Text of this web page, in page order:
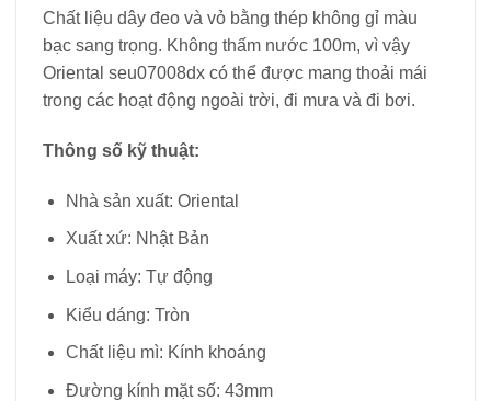
Chất liệu dây đeo và vỏ bằng thép không gỉ màu
bạc sang trọng. Không thấm nước 100m, vì vậy
Oriental seu07008dx có thể được mang thoải mái
trong các hoạt động ngoài trời, đi mưa và đi bơi.
Thông số kỹ thuật:
Nhà sản xuất: Oriental
Xuất xứ: Nhật Bản
Loại máy: Tự động
Kiểu dáng: Tròn
Chất liệu mì: Kính khoáng
Đường kính mặt số: 43mm